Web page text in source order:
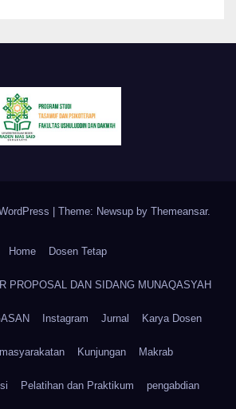
Theme: Newsup by Themeansar.
Home Dosen Tetap
PROPOSAL DAN SIDANG MUNAQASYAH
Instagram Jurnal Karya Dosen
Kunjungan Makrab
Pelatihan dan Praktikum pengabdian